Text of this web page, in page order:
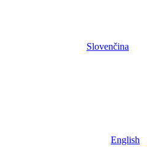
Slovenčina
English